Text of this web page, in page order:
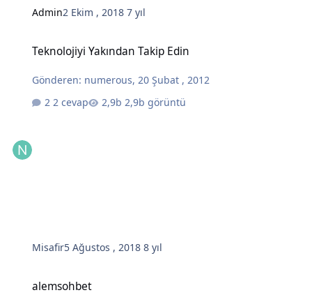
Admin2 Ekim , 20187 yıl
Teknolojiyi Yakından Takip Edin
Gönderen: numerous,20 Şubat , 2012
2 cevap
2,9b görüntü
Misafir5 Ağustos , 20188 yıl
alemsohbet